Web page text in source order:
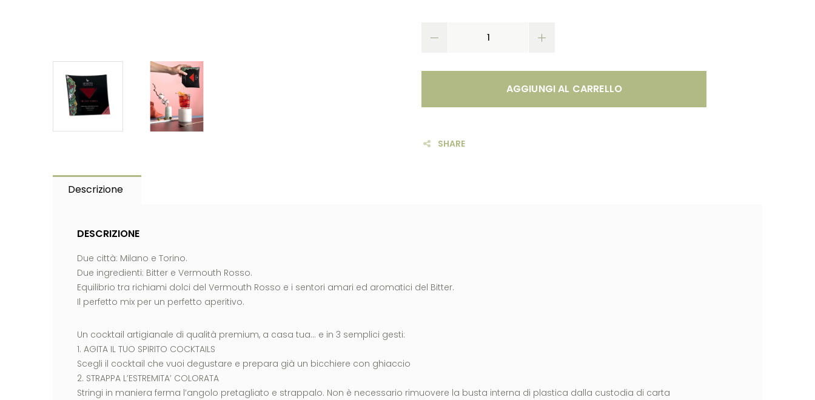
AGGIUNGI AL CARRELLO
SHARE
Descrizione
DESCRIZIONE
Due città: Milano e Torino.
Due ingredienti: Bitter e Vermouth Rosso.
Equilibrio tra richiami dolci del Vermouth Rosso e i sentori amari ed aromatici del Bitter.
Il perfetto mix per un perfetto aperitivo.
Un cocktail artigianale di qualità premium, a casa tua… e in 3 semplici gesti:
1. AGITA IL TUO SPIRITO COCKTAILS
Scegli il cocktail che vuoi degustare e prepara già un bicchiere con ghiaccio
2. STRAPPA L’ESTREMITA’ COLORATA
Stringi in maniera ferma l’angolo pretagliato e strappalo. Non è necessario rimuovere la busta interna di plastica dalla custodia di carta